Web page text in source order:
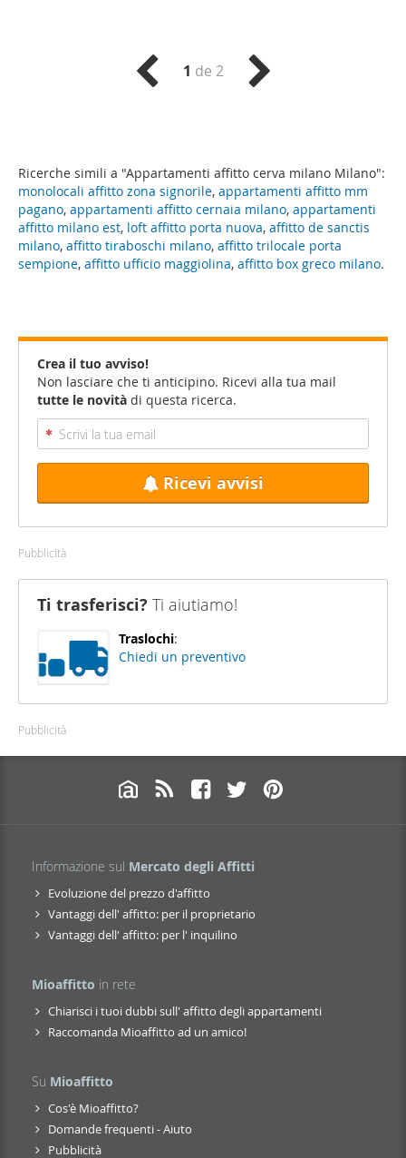
Ricerche simili a "Appartamenti affitto cerva milano Milano":
monolocali affitto zona signorile, appartamenti affitto mm
pagano, appartamenti affitto cernaia milano, appartamenti
affitto milano est, loft affitto porta nuova, affitto de sanctis
milano, affitto tiraboschi milano, affitto trilocale porta
sempione, affitto ufficio maggiolina, affitto box greco milano.
1 de 2
Crea il tuo avviso!
Non lasciare che ti anticipino. Ricevi alla tua mail
tutte le novità di questa ricerca.
Ricevi avvisi
Pubblicità
Ti trasferisci? Ti aiutiamo!
Traslochi:
Chiedi un preventivo
Pubblicità
Informazione sul Mercato degli Affitti
Evoluzione del prezzo d'affitto
Vantaggi dell' affitto: per il proprietario
Vantaggi dell' affitto: per l' inquilino
Mioaffitto in rete
Chiarisci i tuoi dubbi sull' affitto degli appartamenti
Raccomanda Mioaffitto ad un amico!
Su Mioaffitto
Cos'è Mioaffitto?
Domande frequenti - Aiuto
Pubblicità